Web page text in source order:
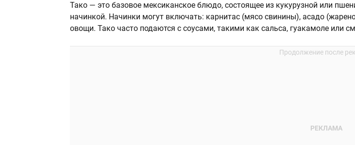
Тако — это базовое мексиканское блюдо, состоящее из кукурузной или
начинкой. Начинки могут включать: карнитас (мясо свинины), асадо
овощи. Тако часто подаются с соусами, такими как сальса, гуакамоле или